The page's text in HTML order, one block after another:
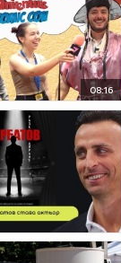
08:16